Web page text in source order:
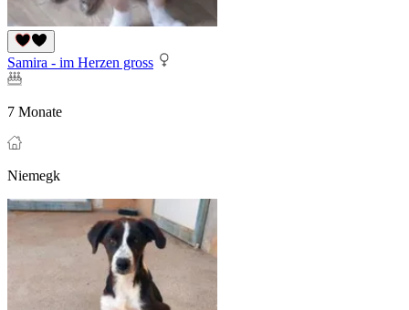
Samira - im Herzen gross
7 Monate
Niemegk